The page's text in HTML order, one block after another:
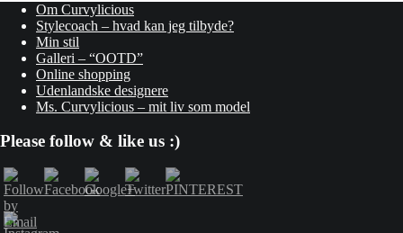
Om Curvylicious
Stylecoach – hvad kan jeg tilbyde?
Min stil
Galleri – “OOTD”
Online shopping
Udenlandske designere
Ms. Curvylicious – mit liv som model
Please follow & like us :)